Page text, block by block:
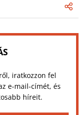
iratkozzon fel
e-mail-címét, és
híreit.